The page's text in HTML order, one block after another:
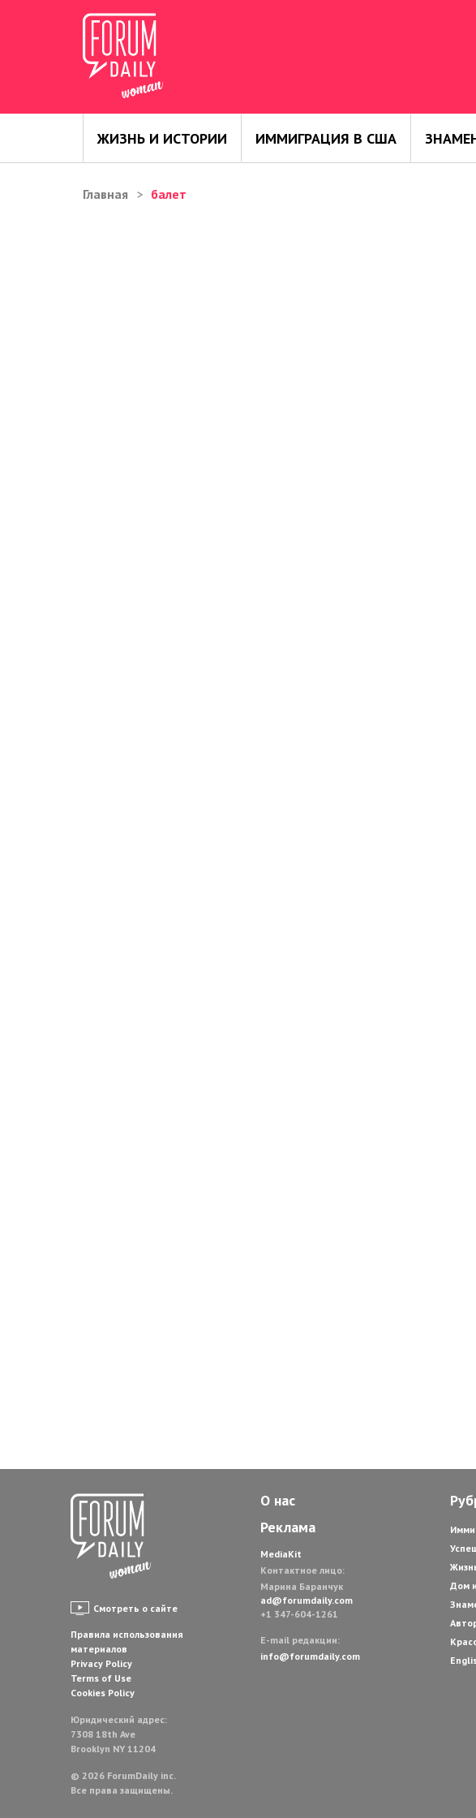
ЖИЗНЬ И ИСТОРИИ ИММИГРАЦИЯ В США
Главная балет
Смотреть о сайте
Правила использования
материалов
Privacy Policy
Terms of Use
Cookies Policy
Юридический адрес:
7308 18th Ave
Brooklyn NY 11204
© 2026 ForumDaily inc.
Все права защищены.
О нас
Реклама
MediaKit
Контактное лицо:
Марина Баранчук
ad@forumdaily.com
+1 347-604-1261
E-mail редакции:
info@forumdaily.com
Дом